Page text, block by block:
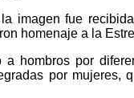
imagen fue
homenaje a la
a hombros por
por mujeres,